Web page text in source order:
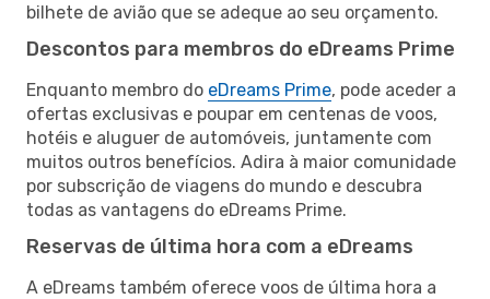
bilhete de avião que se adeque ao seu orçamento.
Descontos para membros do eDreams Prime
Enquanto membro do eDreams Prime, pode aceder a
ofertas exclusivas e poupar em centenas de voos,
hotéis e aluguer de automóveis, juntamente com
muitos outros benefícios. Adira à maior comunidade
por subscrição de viagens do mundo e descubra
todas as vantagens do eDreams Prime.
Reservas de última hora com a eDreams
A eDreams também oferece voos de última hora a